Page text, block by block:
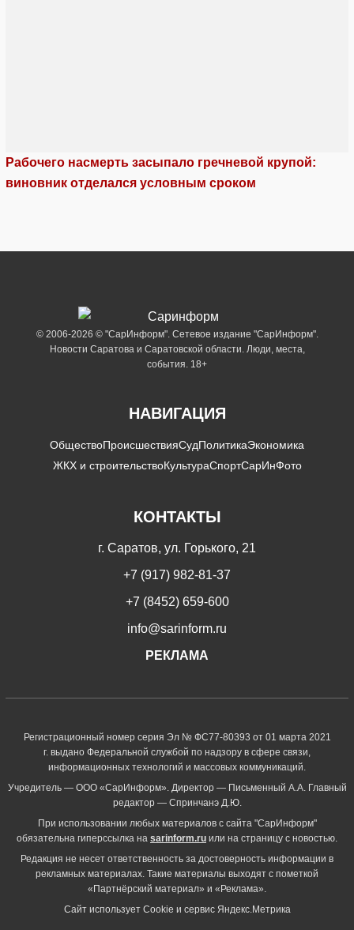
Рабочего насмерть засыпало гречневой крупой:
виновник отделался условным сроком
© 2006-2026 © "СарИнформ". Сетевое издание "СарИнформ".
Новости Саратова и Саратовской области. Люди, места,
события. 18+
НАВИГАЦИЯ
ОбществоПроисшествияСудПолитикаЭкономика
ЖКХ и строительствоКультураСпортСарИнФото
КОНТАКТЫ
г. Саратов, ул. Горького, 21
+7 (917) 982-81-37
+7 (8452) 659-600
info@sarinform.ru
РЕКЛАМА
Регистрационный номер серия Эл № ФС77-80393 от 01 марта 2021
г. выдано Федеральной службой по надзору в сфере связи,
информационных технологий и массовых коммуникаций.
Учредитель — ООО «СарИнформ». Директор — Письменный А.А. Главный
редактор — Спринчанэ Д.Ю.
При использовании любых материалов с сайта "СарИнформ"
обязательна гиперссылка на sarinform.ru или на страницу с новостью.
Редакция не несет ответственность за достоверность информации в
рекламных материалах. Такие материалы выходят с пометкой
«Партнёрский материал» и «Реклама».
Сайт использует Cookie и сервиc Яндекс.Метрика